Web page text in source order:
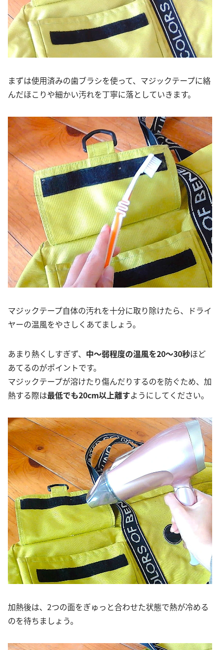
まずは使用済みの歯ブラシを使って、マジックテープに絡
んだほこりや細かい汚れを丁寧に落としていきます。
マジックテープ自体の汚れを十分に取り除けたら、ドライ
ヤーの温風をやさしくあてましょう。
あまり熱くしすぎず、 中〜弱程度の温風を20〜30秒ほど
あてるのがポイントです。
マジックテープが溶けたり傷んだりするのを防ぐため、加
熱する際は最低でも20cm以上離すようにしてください。
加熱後は、2つの面をぎゅっと合わせた状態で熱が冷める
のを待ちましょう。